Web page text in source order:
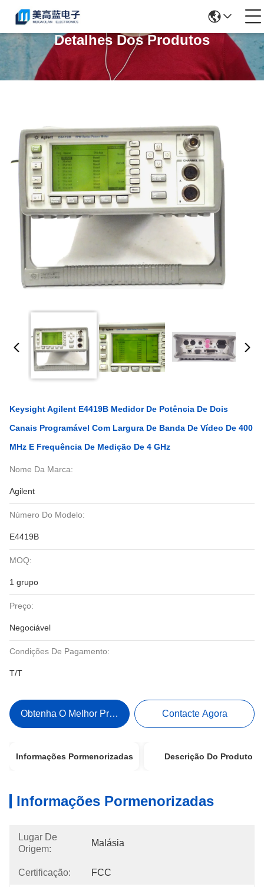
Detalhes Dos Produtos
Keysight Agilent E4419B Medidor De Potência De Dois
Canais Programável Com Largura De Banda De Vídeo De 400
MHz E Frequência De Medição De 4 GHz
Nome Da Marca:
Agilent
Número Do Modelo:
E4419B
MOQ:
1 grupo
Preço:
Negociável
Condições De Pagamento:
T/T
Obtenha O Melhor Preço Contacte Agora
Informações Pormenorizadas Descrição Do Produto
Informações Pormenorizadas
Lugar De
Origem:
Malásia
Certificação: FCC